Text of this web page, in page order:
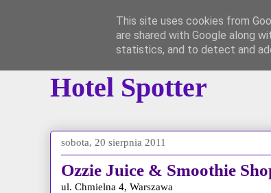
Instagram *YouTube*
Hotel Spotter
sobota, 20 sierpnia 2011
Ozzie Juice & Smoothie
ul. Chmielna 4, Warszawa
This site uses cookies from
are shared with Google along
statistics, and to detect and